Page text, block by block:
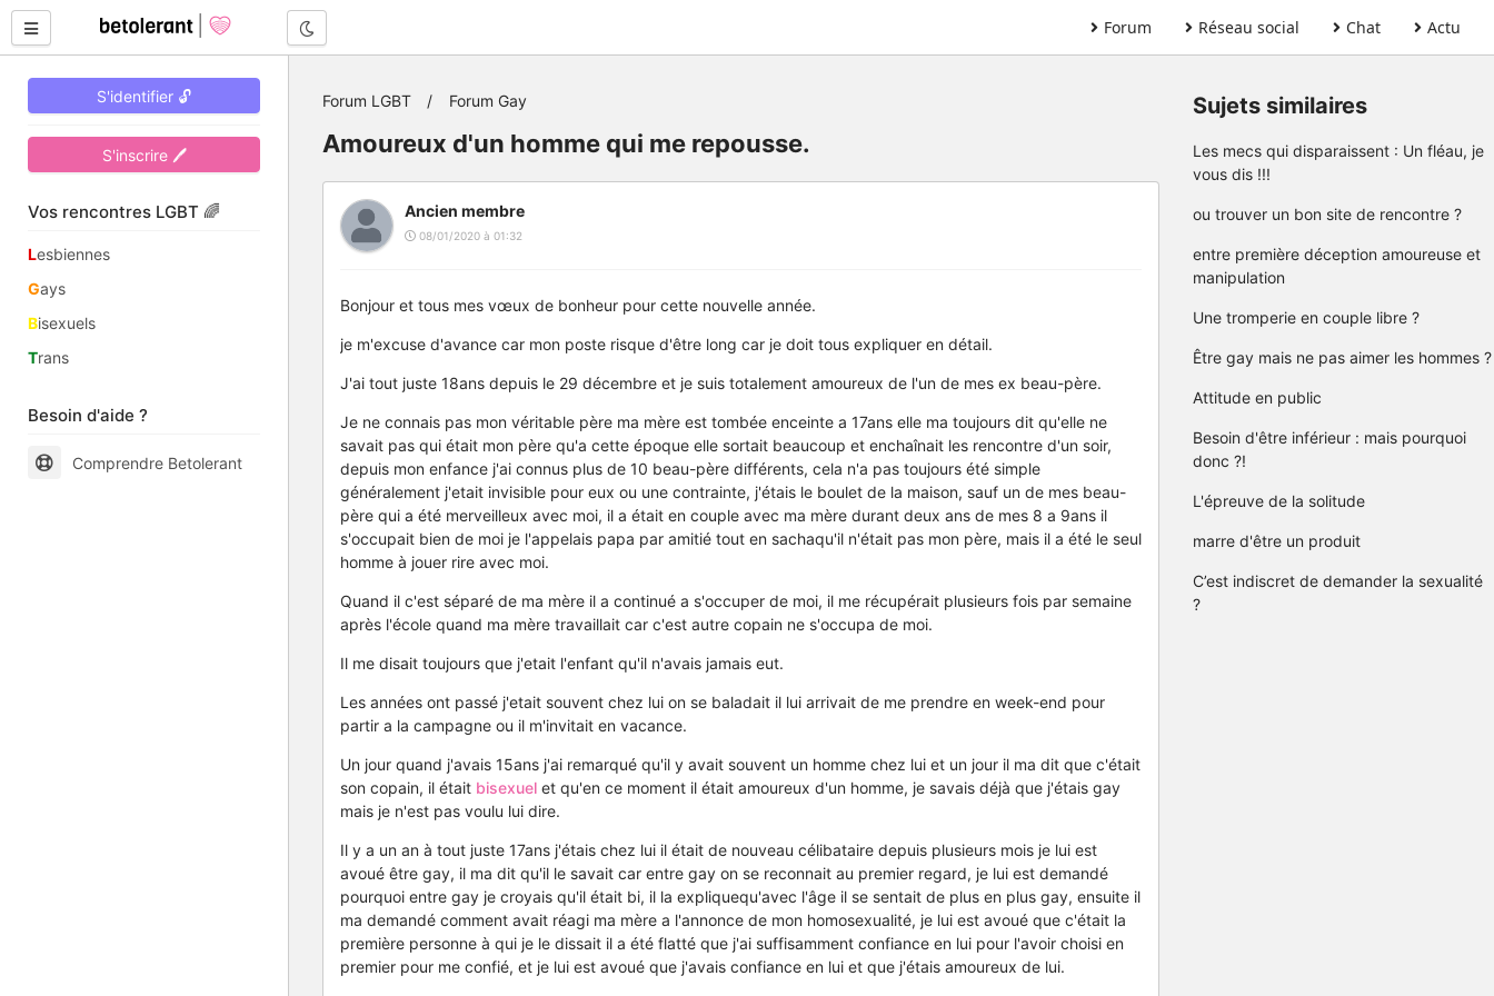
Forum Réseau social Chat Actu
S'identifier 🔓
S'inscrire 🖊
Vos rencontres LGBT 🌈
Lesbiennes
Gays
Bisexuels
Trans
Besoin d'aide ?
Comprendre Betolerant
Forum LGBT Forum Gay
Amoureux d'un homme qui me repousse.
Ancien membre
08/01/2020 à 01:32
Bonjour et tous mes vœux de bonheur pour cette nouvelle année.
je m'excuse d'avance car mon poste risque d'être long car je doit tous expliquer en détail.
J'ai tout juste 18ans depuis le 29 décembre et je suis totalement amoureux de l'un de mes ex beau-père.
Je ne connais pas mon véritable père ma mère est tombée enceinte a 17ans elle ma toujours dit qu'elle ne
savait pas qui était mon père qu'a cette époque elle sortait beaucoup et enchaînait les rencontre d'un soir,
depuis mon enfance j'ai connus plus de 10 beau-père différents, cela n'a pas toujours été simple
généralement j'etait invisible pour eux ou une contrainte, j'étais le boulet de la maison, sauf un de mes beau-
père qui a été merveilleux avec moi, il a était en couple avec ma mère durant deux ans de mes 8 a 9ans il
s'occupait bien de moi je l'appelais papa par amitié tout en sachaqu'il n'était pas mon père, mais il a été le seul
homme à jouer rire avec moi.
Quand il c'est séparé de ma mère il a continué a s'occuper de moi, il me récupérait plusieurs fois par semaine
après l'école quand ma mère travaillait car c'est autre copain ne s'occupa de moi.
Il me disait toujours que j'etait l'enfant qu'il n'avais jamais eut.
Les années ont passé j'etait souvent chez lui on se baladait il lui arrivait de me prendre en week-end pour
partir a la campagne ou il m'invitait en vacance.
Un jour quand j'avais 15ans j'ai remarqué qu'il y avait souvent un homme chez lui et un jour il ma dit que c'était
son copain, il était bisexuel et qu'en ce moment il était amoureux d'un homme, je savais déjà que j'étais gay
mais je n'est pas voulu lui dire.
Il y a un an à tout juste 17ans j'étais chez lui il était de nouveau célibataire depuis plusieurs mois je lui est
avoué être gay, il ma dit qu'il le savait car entre gay on se reconnait au premier regard, je lui est demandé
pourquoi entre gay je croyais qu'il était bi, il la expliquequ'avec l'âge il se sentait de plus en plus gay, ensuite il
ma demandé comment avait réagi ma mère a l'annonce de mon homosexualité, je lui est avoué que c'était la
première personne à qui je le dissait il a été flatté que j'ai suffisamment confiance en lui pour l'avoir choisi en
premier pour me confié, et je lui est avoué que j'avais confiance en lui et que j'étais amoureux de lui.
Sujets similaires
Les mecs qui disparaissent : Un fléau, je
vous dis !!!
ou trouver un bon site de rencontre ?
entre première déception amoureuse et
manipulation
Une tromperie en couple libre ?
Être gay mais ne pas aimer les hommes ?
Attitude en public
Besoin d'être inférieur : mais pourquoi
donc ?!
L'épreuve de la solitude
marre d'être un produit
C’est indiscret de demander la sexualité
?